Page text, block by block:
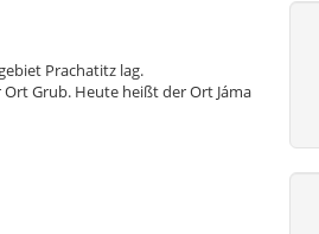
Prachatitz lag.
Grub. Heute heißt der Ort Jáma